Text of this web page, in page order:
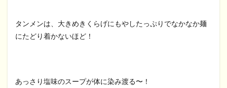
タンメンは、大きめきくらげにもやしたっぷりでなかなか麺
にたどり着かないほど！
あっさり塩味のスープが体に染み渡る〜！